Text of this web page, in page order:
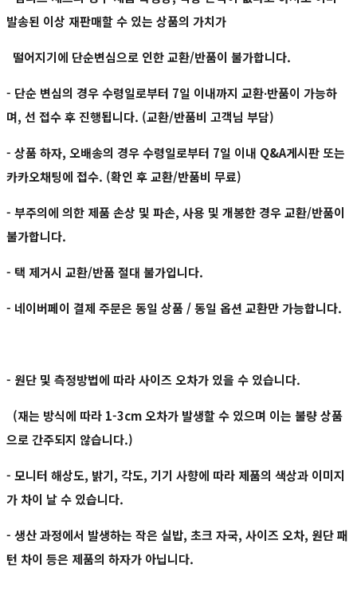
발송된 이상 재판매할 수 있는 상품의 가치가
떨어지기에 단순변심으로 인한 교환/반품이 불가합니다.
- 단순 변심의 경우 수령일로부터 7일 이내까지 교환∙반품이 가능하
며, 선 접수 후 진행됩니다. (교환/반품비 고객님 부담)
- 상품 하자, 오배송의 경우 수령일로부터 7일 이내 Q&A게시판 또는
카카오채팅에 접수. (확인 후 교환/반품비 무료)
- 부주의에 의한 제품 손상 및 파손, 사용 및 개봉한 경우 교환/반품이
불가합니다.
- 택 제거시 교환/반품 절대 불가입니다.
- 네이버페이 결제 주문은 동일 상품 / 동일 옵션 교환만 가능합니다.
- 원단 및 측정방법에 따라 사이즈 오차가 있을 수 있습니다.
(재는 방식에 따라 1-3cm 오차가 발생할 수 있으며 이는 불량 상품
으로 간주되지 않습니다.)
- 모니터 해상도, 밝기, 각도, 기기 사향에 따라 제품의 색상과 이미지
가 차이 날 수 있습니다.
- 생산 과정에서 발생하는 작은 실밥, 초크 자국, 사이즈 오차, 원단 패
턴 차이 등은 제품의 하자가 아닙니다.